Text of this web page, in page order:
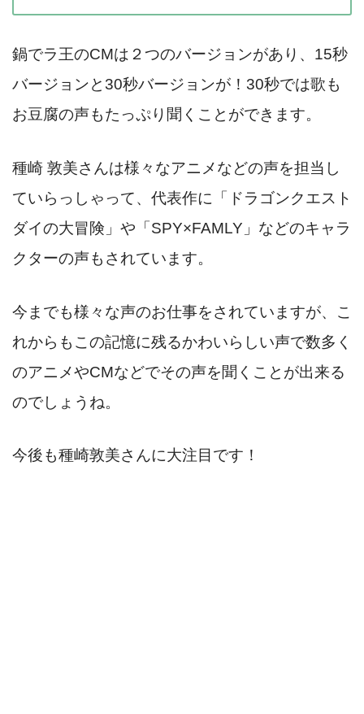
鍋でラ王のCMは２つのバージョンがあり、15秒
バージョンと30秒バージョンが！30秒では歌も
お豆腐の声もたっぷり聞くことができます。
種崎 敦美さんは様々なアニメなどの声を担当し
ていらっしゃって、代表作に「ドラゴンクエスト
ダイの大冒険」や「SPY×FAMLY」などのキャラ
クターの声もされています。
今までも様々な声のお仕事をされていますが、こ
れからもこの記憶に残るかわいらしい声で数多く
のアニメやCMなどでその声を聞くことが出来る
のでしょうね。
今後も種崎敦美さんに大注目です！